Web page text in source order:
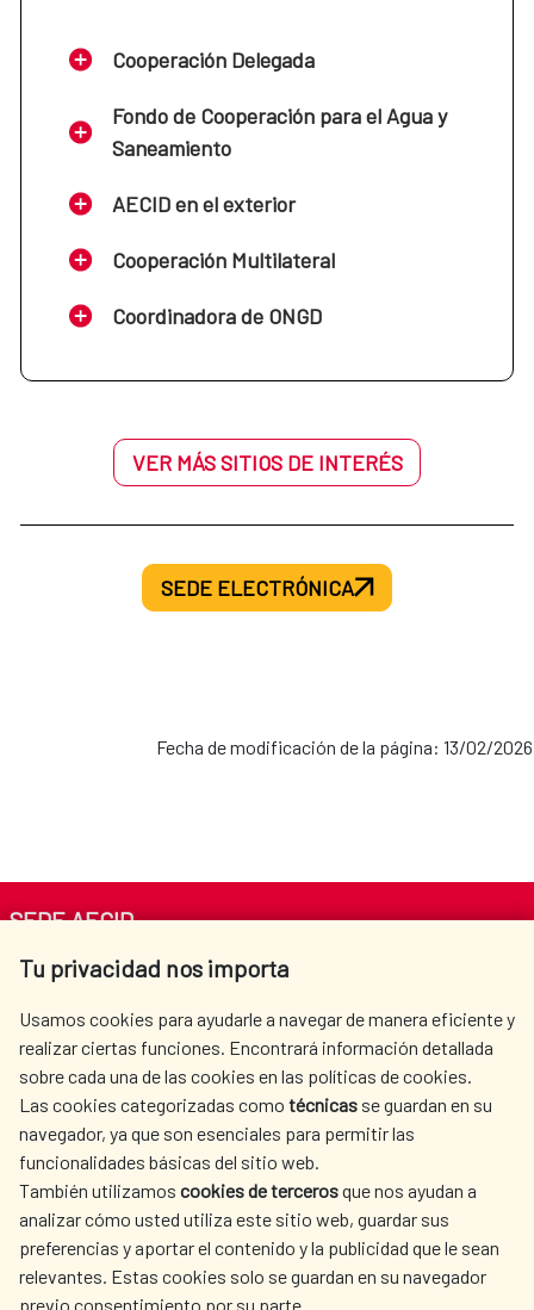
Cooperación Delegada
Fondo de Cooperación para el Agua y
Saneamiento
AECID en el exterior
Cooperación Multilateral
Coordinadora de ONGD
VER MÁS SITIOS DE INTERÉS
SEDE ELECTRÓNICA
Fecha de modificación de la página: 13/02/2026
Tu privacidad nos importa
Usamos cookies para ayudarle a navegar de manera eficiente y
realizar ciertas funciones. Encontrará información detallada
sobre cada una de las cookies en las políticas de cookies.
Las cookies categorizadas como técnicas se guardan en su
navegador, ya que son esenciales para permitir las
funcionalidades básicas del sitio web.
También utilizamos cookies de tercerosque nos ayudan a
analizar cómo usted utiliza este sitio web, guardar sus
preferencias y aportar el contenido y la publicidad que le sean
relevantes. Estas cookies solo se guardan en su navegador
previo consentimiento por su parte.
SEDE AECID
Av. Reyes Católicos 4 - 28040 Madrid
centro.informacion@aecid.es
LA AECID
DÓNDE COOPERAMOS
ACCIÓN HUMANITARIA
SALA DE PRENSA
CULTURA Y CIENCIA
BIBLIOTECA